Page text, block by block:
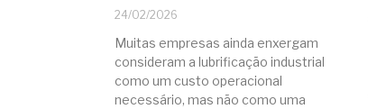
24/02/2026
Muitas empresas ainda enxergam
consideram a lubrificação industrial
como um custo operacional
necessário, mas não como uma